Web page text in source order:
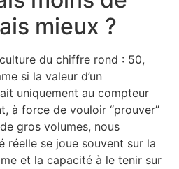
mieux ?
du chiffre rond : 50,
si la valeur d’un
uniquement au compteur
à force de vouloir “prouver”
gros volumes, nous
réelle se joue souvent sur la
et la capacité à le tenir sur